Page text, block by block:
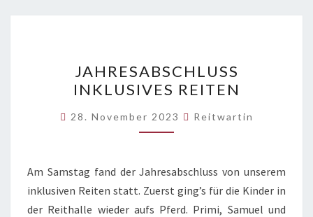
INKLUSIVES
REITEN
JAHRESABSCHLUSS
INKLUSIVES REITEN
28. November 2023 Reitwartin
Am Samstag fand der Jahresabschluss von unserem
inklusiven Reiten statt. Zuerst ging’s für die Kinder in
der Reithalle wieder aufs Pferd. Primi, Samuel und